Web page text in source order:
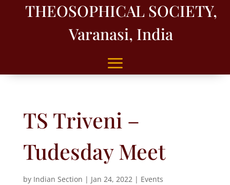
THEOSOPHICAL SOCIETY,
Varanasi, India
TS Triveni –
Tudesday Meet
by Indian Section | Jan 24, 2022| Events